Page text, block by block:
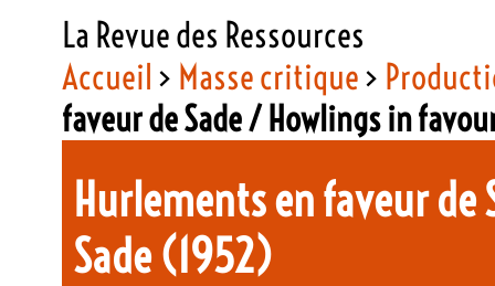
La Revue des Ressources
Accueil > Masse critique>
faveur de Sade / Howlings in
Hurlements en faveur
Sade (1952)